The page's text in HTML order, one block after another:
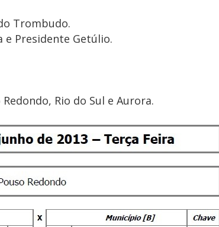
Trombudo.
e Presidente Getúlio.
Rio do Sul e Aurora.